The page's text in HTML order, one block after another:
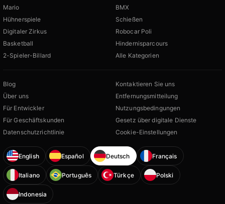
Mario
Hühnerspiele
Digitaler Zirkus
Basketball
2-Spieler-Billard
BMX
Schießen
Robocar Poli
Hindernisparcours
Alle Kategorien
Blog
Über uns
Für Entwickler
Für Geschäftskunden
Datenschutzrichtlinie
Kontaktieren Sie uns
Entfernungsmitteilung
Nutzungsbedingungen
Gesetz über digitale Dienste
Cookie-Einstellungen
English Español Deutsch Français
Italiano Português Türkçe Polski
Indonesia